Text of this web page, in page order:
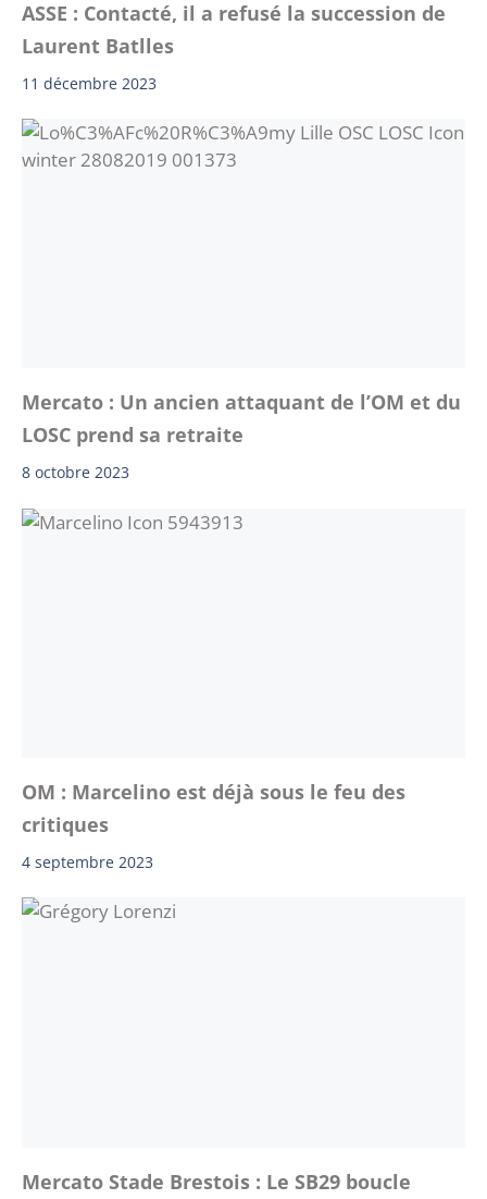
ASSE : Contacté, il a refusé la succession de
Laurent Batlles
11 décembre 2023
Mercato : Un ancien attaquant de l’OM et du
LOSC prend sa retraite
8 octobre 2023
OM : Marcelino est déjà sous le feu des
critiques
4 septembre 2023
Mercato Stade Brestois : Le SB29 boucle